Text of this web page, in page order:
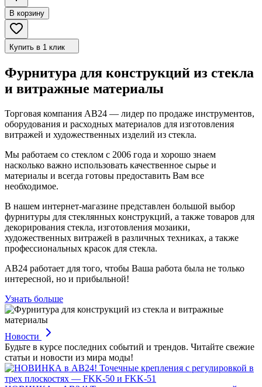
В корзину
Купить в 1 клик
Фурнитура для конструкций из стекла
и витражные материалы
Торговая компания АВ24 — лидер по продаже инструментов,
оборудования и расходных материалов для изготовления
витражей и художественных изделий из стекла.
Мы работаем со стеклом с 2006 года и хорошо знаем
насколько важно использовать качественное сырье и
материалы и всегда готовы предоставить Вам все
необходимое.
В нашем интернет-магазине представлен большой выбор
фурнитуры для стеклянных конструкций, а также товаров для
декорирования стекла, изготовления мозаики,
художественных витражей в различных техниках, а также
профессиональных красок для стекла.
АВ24 работает для того, чтобы Ваша работа была не только
интересной, но и прибыльной!
Узнать больше
Новости
Будьте в курсе последних событий и трендов. Читайте свежие
статьи и новости из мира моды!